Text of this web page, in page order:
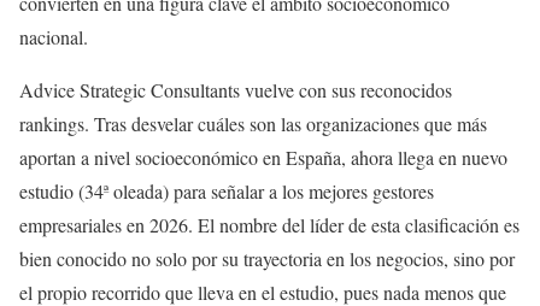
nacional.
Advice Strategic Consultants vuelve con sus reconocidos
rankings. Tras desvelar cuáles son las organizaciones que más
aportan a nivel socioeconómico en España, ahora llega en nuevo
estudio (34ª oleada) para señalar a los mejores gestores
empresariales en 2026. El nombre del líder de esta clasificación es
bien conocido no solo por su trayectoria en los negocios, sino por
el propio recorrido que lleva en el estudio, pues nada menos que